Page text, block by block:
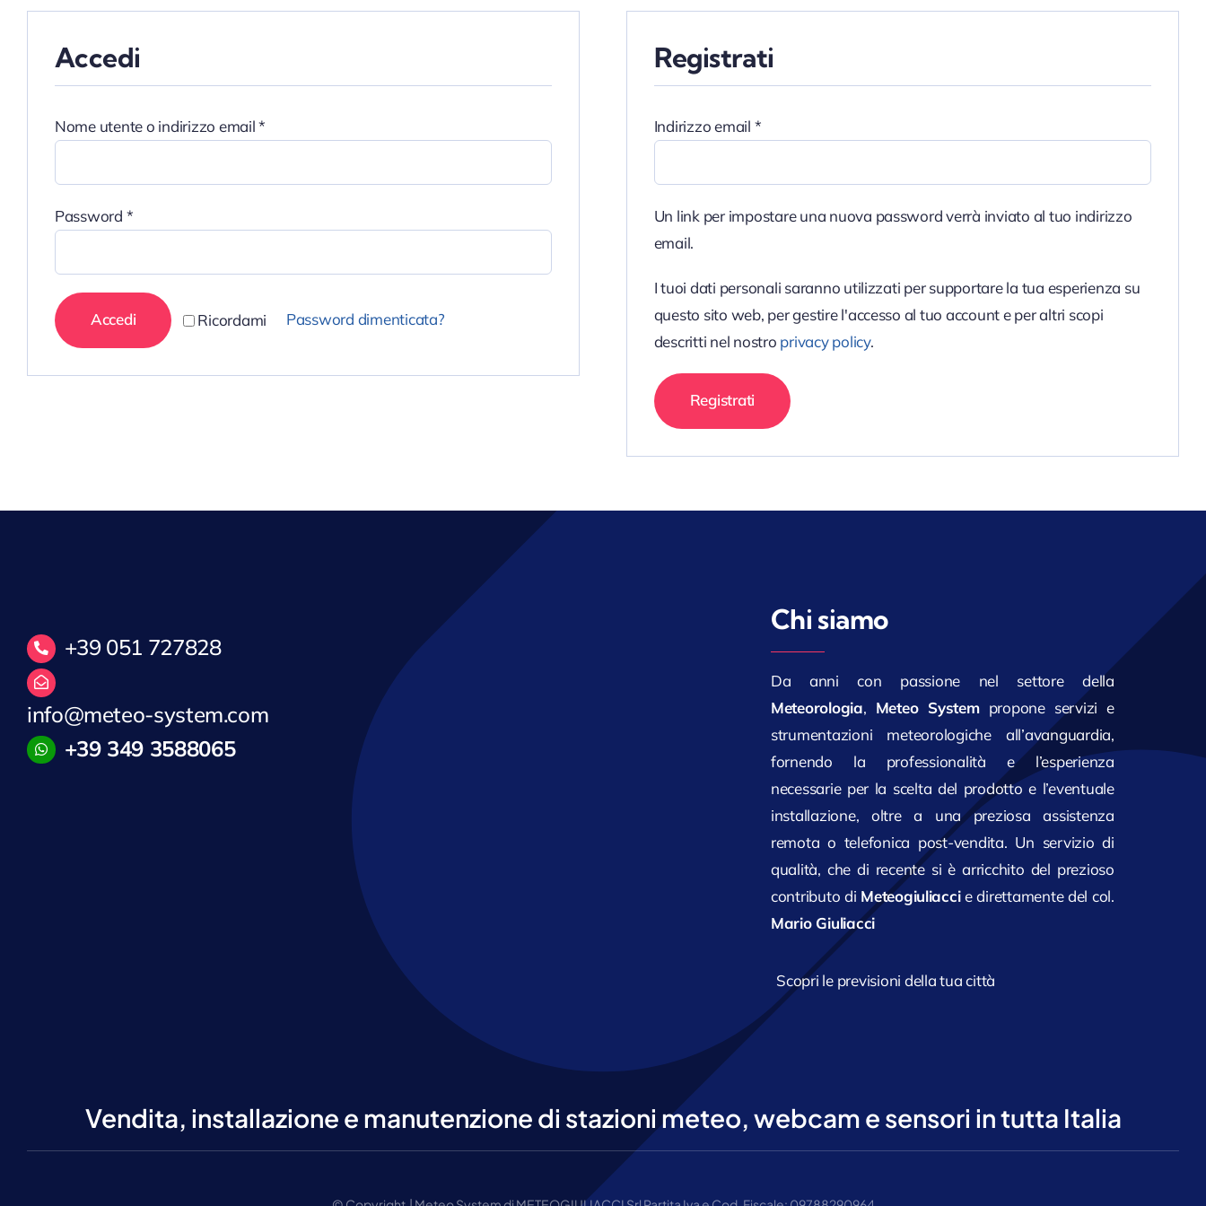
Accedi
Nome utente o indirizzo email*
Password *Richiesto
Ricordami
Accedi Password dimenticata?
Registrati
Indirizzo email *Richiesto
Un link per impostare una nuova password verrà inviato al tuo indirizzo
email.
I tuoi dati personali saranno utilizzati per supportare la tua esperienza su
questo sito web, per gestire l'accesso al tuo account e per altri scopi
descritti nel nostro privacy policy.
Registrati
+39 051 727828
info@meteo-system.com
+39 349 3588065
Chi siamo
Da anni con passione nel settore della
Meteorologia, Meteo Systempropone servizi e
strumentazioni meteorologiche all’avanguardia,
fornendo la professionalità e l’esperienza
necessarie per la scelta del prodotto e l’eventuale
installazione, oltre a una preziosa assistenza
remota o telefonica post-vendita. Un servizio di
qualità, che di recente si è arricchito del prezioso
contributo di Meteogiuliaccie direttamente del col.
Mario Giuliacci
Scopri le previsioni della tua città
Vendita, installazione e manutenzione di stazioni meteo, webcam e sensori in tutta Italia